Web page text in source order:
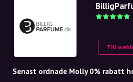
NL
Till
Senast ordnade Molly 0% rabatt